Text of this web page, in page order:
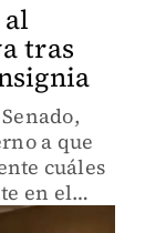
tras
a que
cuáles
en el